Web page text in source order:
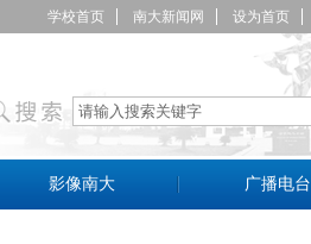
学校首页 南大新闻网 设为首页
影像南大 广播电台